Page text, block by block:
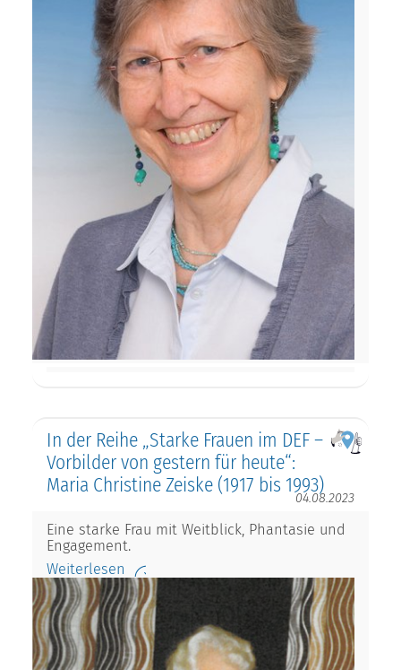
In der Reihe „Starke Frauen im DEF –
Vorbilder von gestern für heute“:
Maria Christine Zeiske (1917 bis 1993)
04.08.2023
Eine starke Frau mit Weitblick, Phantasie und
Engagement.
Weiterlesen